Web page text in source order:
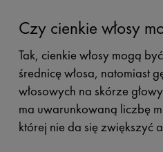
Czy cienkie włosy
Tak, cienkie włosy mogą
średnicę włosa, natomiast
włosowych na skórze
ma uwarunkowaną liczbę
której nie da się zwiększyć